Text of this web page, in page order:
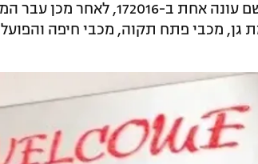
אחרי שרשם עונה אחת ב-
גן, מכבי פתח תקוה, מכבי חיפה